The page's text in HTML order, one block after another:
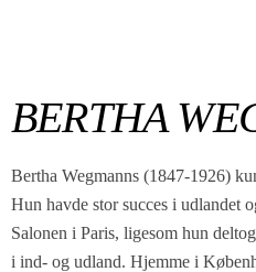
BERTHA
Bertha Wegmanns (1847-1926)
Hun havde stor succes i udlandet
Salonen i Paris, ligesom hun
i ind- og udland. Hjemme i